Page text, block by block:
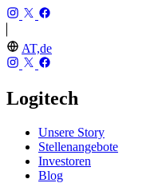
AT,de
Logitech
Unsere Story
Stellenangebote
Investoren
Blog